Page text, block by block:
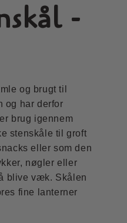
-
og brugt til
og har derfor
brug igennem
stenskåle til groft
eller som den
nøgler eller
blive væk. Skålen
fine lanterner